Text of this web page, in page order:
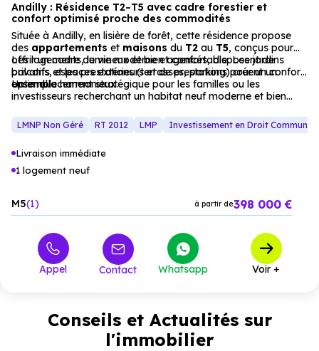
Andilly : Résidence T2–T5 avec cadre forestier et
confort optimisé proche des commodités
Située à Andilly, en lisière de forêt, cette résidence propose
des appartements et maisons du T2 au T5, conçus pour
offrir un cadre de vie moderne et confortable. Les jardins
privatifs et les prestations (terrasses, parking) créent un
ensemble harmonieux.
Les logements, lumineux et bien agencés, disposent de
balcons, espaces extérieurs et de prestations pour un confort
optimal.
Un emplacement stratégique pour les familles ou les
investisseurs recherchant un habitat neuf moderne et bien
LMNP Non Géré RT 2012 LMP Investissement en Droit Commun
Livraison immédiate
1 logement neuf
M5 1 à partir de398 000 €
Appel Contact Whatsapp Voir +
Conseils et Actualités sur
l'immobilier